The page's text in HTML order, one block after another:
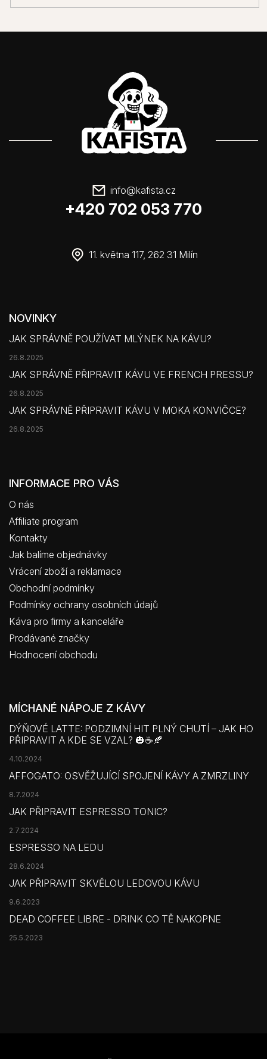
info@kafista.cz
+420 702 053 770
11. května 117, 262 31 Milín
NOVINKY
JAK SPRÁVNĚ POUŽÍVAT MLÝNEK NA KÁVU?
26.8.2025
JAK SPRÁVNĚ PŘIPRAVIT KÁVU VE FRENCH PRESSU?
26.8.2025
JAK SPRÁVNĚ PŘIPRAVIT KÁVU V MOKA KONVIČCE?
26.8.2025
INFORMACE PRO VÁS
O nás
Affiliate program
Kontakty
Jak balíme objednávky
Vrácení zboží a reklamace
Obchodní podmínky
Podmínky ochrany osobních údajů
Káva pro firmy a kanceláře
Prodávané značky
Hodnocení obchodu
MÍCHANÉ NÁPOJE Z KÁVY
DÝŇOVÉ LATTE: PODZIMNÍ HIT PLNÝ CHUTÍ – JAK HO
PŘIPRAVIT A KDE SE VZAL? 🎃☕🍂
4.10.2024
AFFOGATO: OSVĚŽUJÍCÍ SPOJENÍ KÁVY A ZMRZLINY
8.7.2024
JAK PŘIPRAVIT ESPRESSO TONIC?
2.7.2024
ESPRESSO NA LEDU
28.6.2024
JAK PŘIPRAVIT SKVĚLOU LEDOVOU KÁVU
9.6.2023
DEAD COFFEE LIBRE - DRINK CO TĚ NAKOPNE
25.5.2023